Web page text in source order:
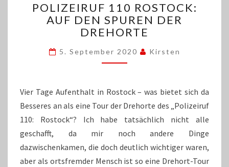
110
ROSTOCK:
AUF
SPUREN
DER
POLIZEIRUF 110 ROSTOCK:
AUF DEN SPUREN DER
DREHORTE
5. September 2020 Kirsten
Vier Tage Aufenthalt in Rostock – was bietet sich da
Besseres an als eine Tour der Drehorte des „Polizeiruf
110: Rostock“? Ich habe tatsächlich nicht alle
geschafft, da mir noch andere Dinge
dazwischenkamen, die doch deutlich wichtiger waren,
aber als ortsfremder Mensch ist so eine Drehort-Tour